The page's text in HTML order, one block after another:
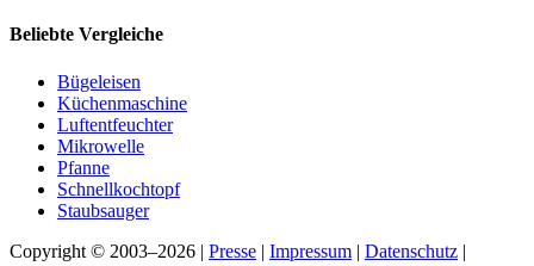
Beliebte Vergleiche
Bügeleisen
Küchenmaschine
Luftentfeuchter
Mikrowelle
Pfanne
Schnellkochtopf
Staubsauger
Copyright © 2003–2026 | Presse | Impressum | Datenschutz |